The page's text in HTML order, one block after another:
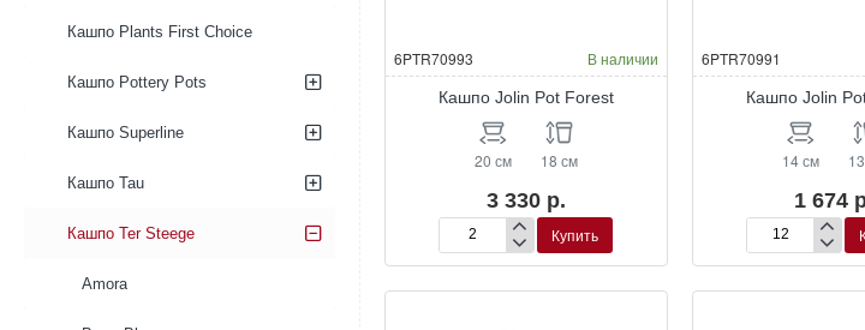
Кашпо Plants First Choice
Кашпо Pottery Pots
Кашпо Superline
Кашпо Tau
Кашпо Ter Steege
Amora
6PTR70993 В наличии
Кашпо Jolin Pot Forest
20 см 18 см
3 330 р.
Кашпо
Jolin
Pot
Купить
6PTR70991
Кашпо Jolin
14 см
1 674
Кашпо
Jolin
Pot